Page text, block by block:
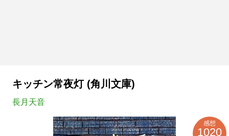
キッチン常夜灯 (角川文庫)
長月天音
感想
1020